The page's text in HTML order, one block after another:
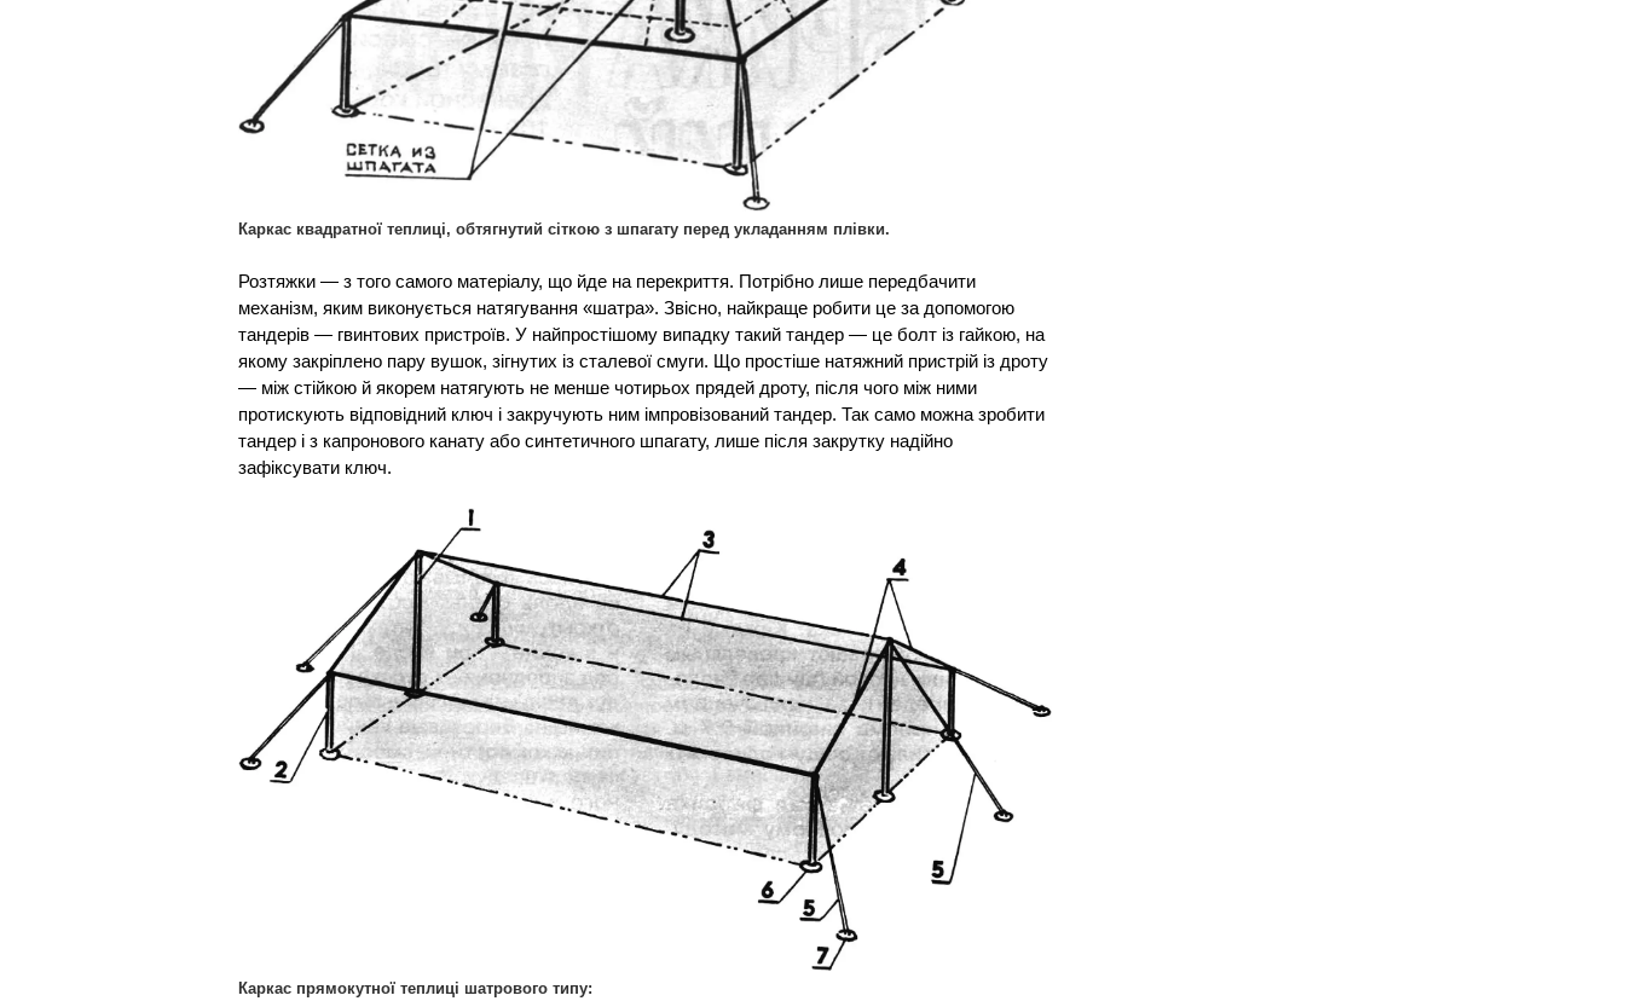
Каркас квадратної теплиці, обтягнутий сіткою з шпагату перед укладанням плівки.
Розтяжки — з того самого матеріалу, що йде на перекриття. Потрібно лише передбачити
механізм, яким виконується натягування «шатра». Звісно, найкраще робити це за допомогою
тандерів — гвинтових пристроїв. У найпростішому випадку такий тандер — це болт із гайкою, на
якому закріплено пару вушок, зігнутих із сталевої смуги. Що простіше натяжний пристрій із дроту
— між стійкою й якорем натягують не менше чотирьох прядей дроту, після чого між ними
протискують відповідний ключ і закручують ним імпровізований тандер. Так само можна зробити
тандер і з капронового канату або синтетичного шпагату, лише після закрутку надійно
зафіксувати ключ.
Каркас прямокутної теплиці шатрового типу: